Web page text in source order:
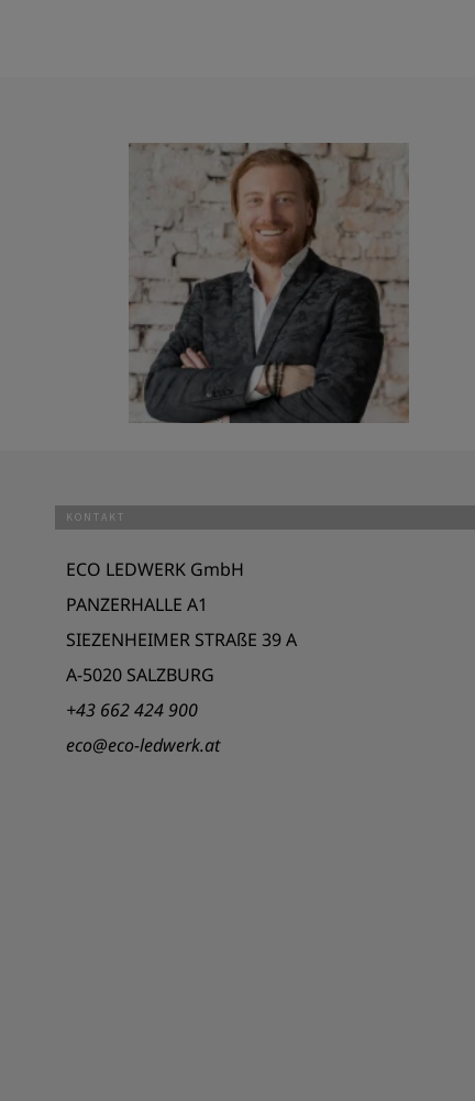
KONTAKT
ECO LEDWERK GmbH
PANZERHALLE A1
SIEZENHEIMER STRAßE 39 A
A-5020 SALZBURG
+43 662 424 900
eco@eco-ledwerk.at